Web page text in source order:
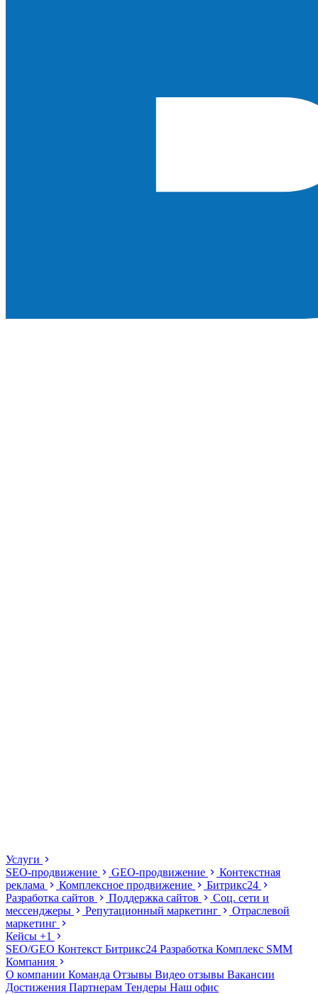
Услуги
SEO-продвижение
GEO-продвижение
Контекстная
реклама
Комплексное продвижение
Битрикс24
Разработка сайтов
Поддержка сайтов
Соц. сети и
мессенджеры
Репутационный маркетинг
Отраслевой
маркетинг
Кейсы +1
SEO/GEO Контекст Битрикс24 Разработка Комплекс SMM
Компания
О компании Команда Отзывы Видео отзывы Вакансии
Достижения Партнерам Тендеры Наш офис